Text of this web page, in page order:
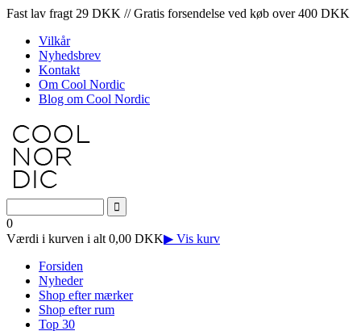
Fast lav fragt 29 DKK // Gratis forsendelse ved køb over 400 DKK
Vilkår
Nyhedsbrev
Kontakt
Om Cool Nordic
Blog om Cool Nordic
0
Værdi i kurven i alt 0,00 DKK▶ Vis kurv
Forsiden
Nyheder
Shop efter mærker
Shop efter rum
Top 30